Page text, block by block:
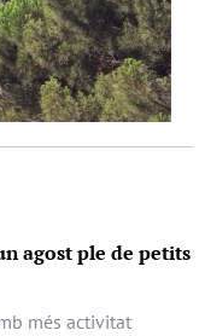
agost ple de petits
més activitat